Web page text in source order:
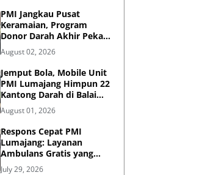
PMI Jangkau Pusat
Keramaian, Program
Donor Darah Akhir Pekan
di GM Plaza Lumajang
Disambut Antusias
August 02, 2026
Jemput Bola, Mobile Unit
PMI Lumajang Himpun 22
Kantong Darah di Balai
Desa Jatirejo Kunir
August 01, 2026
Respons Cepat PMI
Lumajang: Layanan
Ambulans Gratis yang
Wajib Diketahui Warga
July 29, 2026